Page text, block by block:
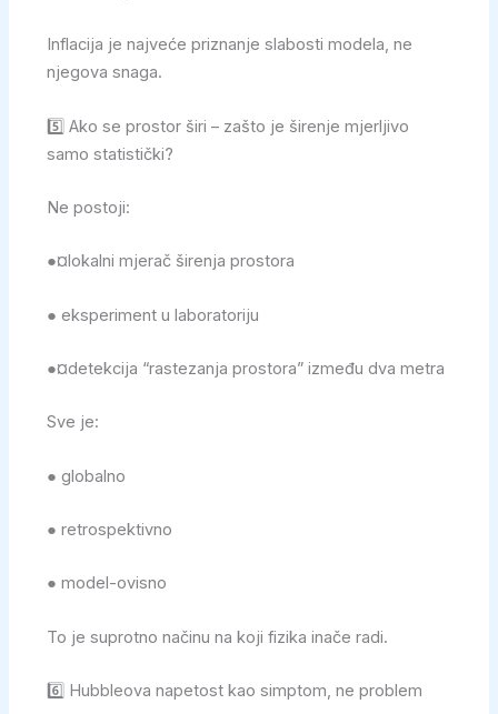
Inflacija je najveće priznanje slabosti modela, ne
njegova snaga.
5️⃣ Ako se prostor širi – zašto je širenje mjerljivo
samo statistički?
Ne postoji:
●¤lokalni mjerač širenja prostora
● eksperiment u laboratoriju
●¤detekcija “rastezanja prostora” između dva metra
Sve je:
● globalno
● retrospektivno
● model-ovisno
To je suprotno načinu na koji fizika inače radi.
6️⃣ Hubbleova napetost kao simptom, ne problem